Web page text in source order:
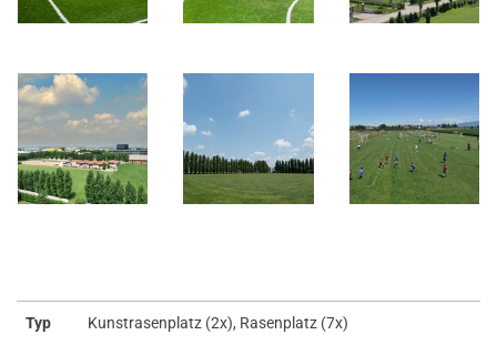
Typ Kunstrasenplatz (2x), Rasenplatz (7x)